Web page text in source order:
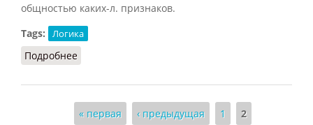
общностью каких-л. признаков.
Tags:
Логика
Подробнее
Страницы« первая ‹ предыдущая 1 2